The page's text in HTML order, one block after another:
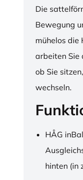
Die
Bewegung
mühelos die
arbeiten Sie
ob Sie
wechseln.
HÅG
hinten (in